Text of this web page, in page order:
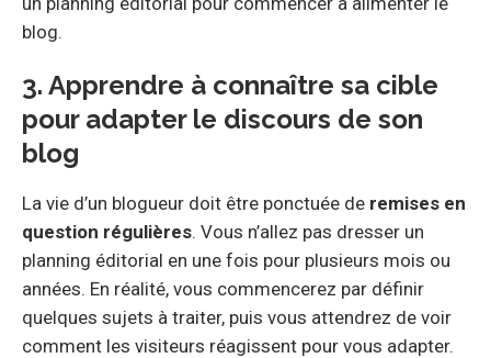
blog.
3. Apprendre à connaître sa cible
pour adapter le discours de son
blog
La vie d’un blogueur doit être ponctuée de remises en
question régulières. Vous n’allez pas dresser un
planning éditorial en une fois pour plusieurs mois ou
années. En réalité, vous commencerez par définir
quelques sujets à traiter, puis vous attendrez de voir
comment les visiteurs réagissent pour vous adapter.